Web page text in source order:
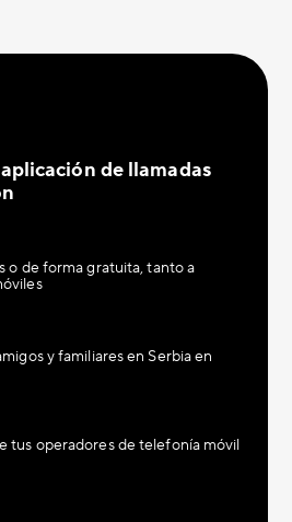
de llamadas
o de forma gratuita, tanto a
y familiares en Serbia en
tus operadores de telefonía móvil